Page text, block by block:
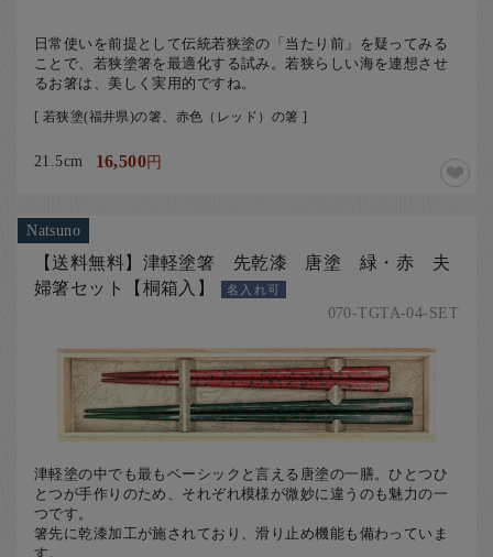
日常使いを前提として伝統若狭塗の「当たり前」を疑ってみる
ことで、若狭塗箸を最適化する試み。若狭らしい海を連想させ
るお箸は、美しく実用的ですね。
[ 若狭塗(福井県)の箸、赤色（レッド）の箸 ]
21.5cm 16,500円
Natsuno
【送料無料】津軽塗箸 先乾漆 唐塗 緑・赤 夫
婦箸セット【桐箱入】
名入れ可
070-TGTA-04-SET
津軽塗の中でも最もベーシックと言える唐塗の一膳。ひとつひ
とつが手作りのため、それぞれ模様が微妙に違うのも魅力の一
つです。
​箸先に乾漆加工が施されており、滑り止め機能も備わっていま
す。